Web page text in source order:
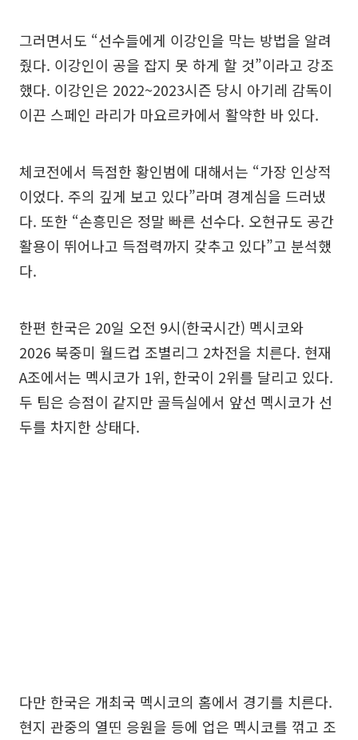
그러면서도 “선수들에게 이강인을 막는 방법을 알려
줬다. 이강인이 공을 잡지 못 하게 할 것”이라고 강조
했다. 이강인은 2022~2023시즌 당시 아기레 감독이
이끈 스페인 라리가 마요르카에서 활약한 바 있다.
체코전에서 득점한 황인범에 대해서는 “가장 인상적
이었다. 주의 깊게 보고 있다”라며 경계심을 드러냈
다. 또한 “손흥민은 정말 빠른 선수다. 오현규도 공간
활용이 뛰어나고 득점력까지 갖추고 있다”고 분석했
다.
한편 한국은 20일 오전 9시(한국시간) 멕시코와
2026 북중미 월드컵 조별리그 2차전을 치른다. 현재
A조에서는 멕시코가 1위, 한국이 2위를 달리고 있다.
두 팀은 승점이 같지만 골득실에서 앞선 멕시코가 선
두를 차지한 상태다.
다만 한국은 개최국 멕시코의 홈에서 경기를 치른다.
현지 관중의 열띤 응원을 등에 업은 멕시코를 꺾고 조